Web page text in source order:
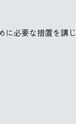
に必要な措置を講じ